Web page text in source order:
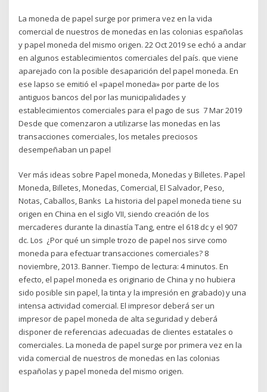
La moneda de papel surge por primera vez en la vida
comercial de nuestros de monedas en las colonias españolas
y papel moneda del mismo origen. 22 Oct 2019 se echó a andar
en algunos establecimientos comerciales del país. que viene
aparejado con la posible desaparición del papel moneda. En
ese lapso se emitió el «papel moneda» por parte de los
antiguos bancos del por las municipalidades y
establecimientos comerciales para el pago de sus 7 Mar 2019
Desde que comenzaron a utilizarse las monedas en las
transacciones comerciales, los metales preciosos
desempeñaban un papel
Ver más ideas sobre Papel moneda, Monedas y Billetes. Papel
Moneda, Billetes, Monedas, Comercial, El Salvador, Peso,
Notas, Caballos, Banks La historia del papel moneda tiene su
origen en China en el siglo VII, siendo creación de los
mercaderes durante la dinastía Tang, entre el 618 dc y el 907
dc. Los ¿Por qué un simple trozo de papel nos sirve como
moneda para efectuar transacciones comerciales? 8
noviembre, 2013. Banner. Tiempo de lectura: 4 minutos. En
efecto, el papel moneda es originario de China y no hubiera
sido posible sin papel, la tinta y la impresión en grabado) y una
intensa actividad comercial. El impresor deberá ser un
impresor de papel moneda de alta seguridad y deberá
disponer de referencias adecuadas de clientes estatales o
comerciales. La moneda de papel surge por primera vez en la
vida comercial de nuestros de monedas en las colonias
españolas y papel moneda del mismo origen.